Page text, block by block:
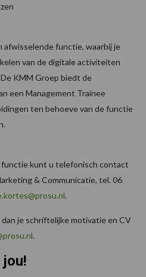
afwisselende functie, waarbij je
van de digitale activiteiten
KMM Groep biedt de
een Management Trainee
ten behoeve van de functie
kunt u telefonisch contact
& Communicatie, tel. 06
.
je schriftelijke motivatie en CV
.